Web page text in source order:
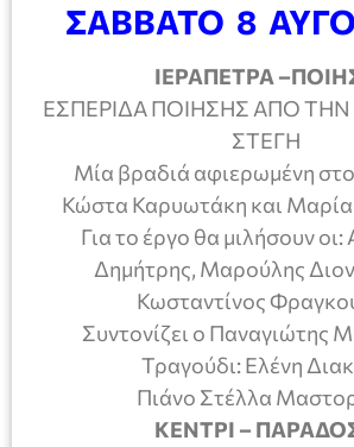
ΣΑΒΒΑΤΟ 8
ΙΕΡΑΠΕΤΡΑ
ΕΣΠΕΡΙΔΑ ΠΟΙΗΣΗΣ ΑΠΟ
ΣΤΕΓΗ
Μία βραδιά αφιερωμένη
Κώστα Καρυωτάκη και
Για το έργο θα μιλήσουν οι:
Δημήτρης, Μαρούλης
Κωσταντίνος
Συντονίζει ο Παναγιώτης
Τραγούδι: Ελένη
Πιάνο Στέλλα
ΚΕΝΤΡΙ –